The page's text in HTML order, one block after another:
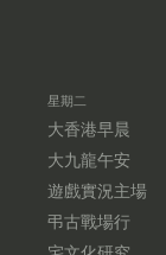
星期二
大香港早晨
大九龍午安
遊戲實況主場
弔古戰場行